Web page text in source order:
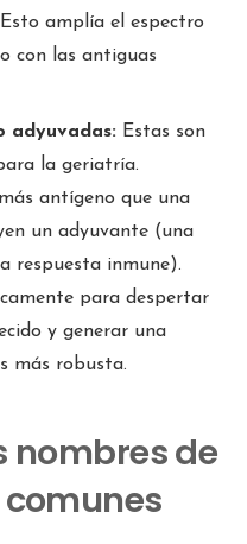
amplía el espectro
con las antiguas
adyuvadas: Estas son
la geriatría.
antígeno que una
un adyuvante (una
respuesta inmune).
para despertar
y generar una
más robusta.
nombres de